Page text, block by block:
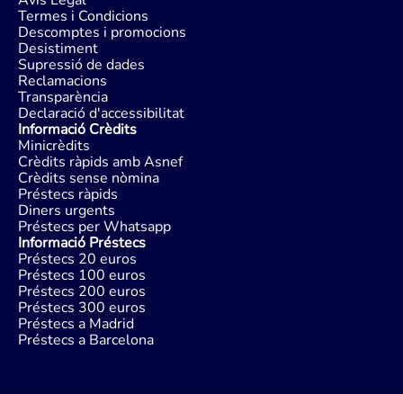
Termes i Condicions
Descomptes i promocions
Desistiment
Supressió de dades
Reclamacions
Transparència
Declaració d'accessibilitat
Informació Crèdits
Minicrèdits
Crèdits ràpids amb Asnef
Crèdits sense nòmina
Préstecs ràpids
Diners urgents
Préstecs per Whatsapp
Informació Préstecs
Préstecs 20 euros
Préstecs 100 euros
Préstecs 200 euros
Préstecs 300 euros
Préstecs a Madrid
Préstecs a Barcelona